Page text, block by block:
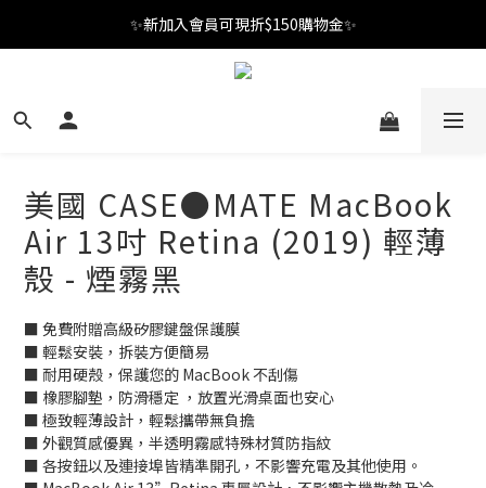
✨新加入會員可現折$150購物金✨
✨新加入會員可現折$150購物金✨
Welcome
美國 CASE●MATE MacBook
Air 13吋 Retina (2019) 輕薄
殼 - 煙霧黑
■ 免費附贈高級矽膠鍵盤保護膜
■ 輕鬆安裝，拆裝方便簡易
■ 耐用硬殼，保護您的 MacBook 不刮傷
■ 橡膠腳墊，防滑穩定 ，放置光滑桌面也安心
■ 極致輕薄設計，輕鬆攜帶無負擔
■ 外觀質感優異，半透明霧感特殊材質防指紋
■ 各按鈕以及連接埠皆精準開孔，不影響充電及其他使用。